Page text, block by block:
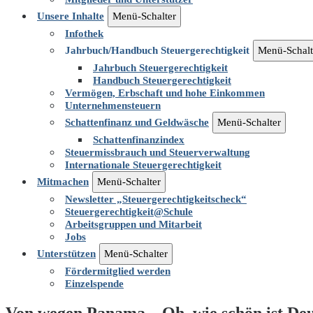
Unsere Inhalte
Menü-Schalter
Infothek
Jahrbuch/Handbuch Steuergerechtigkeit
Menü-
Jahrbuch Steuergerechtigkeit
Handbuch Steuergerechtigkeit
Vermögen, Erbschaft und hohe Einkommen
Unternehmensteuern
Schattenfinanz und Geldwäsche
Menü-Schalter
Schattenfinanzindex
Steuermissbrauch und Steuerverwaltung
Internationale Steuergerechtigkeit
Mitmachen
Menü-Schalter
Newsletter „Steuergerechtigkeitscheck“
Steuergerechtigkeit@Schule
Arbeitsgruppen und Mitarbeit
Jobs
Unterstützen
Menü-Schalter
Fördermitglied werden
Einzelspende